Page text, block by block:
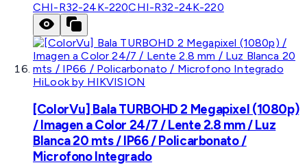
CHI-R32-24K-220CHI-R32-24K-220
HiLook by HIKVISION
[ColorVu] Bala TURBOHD 2 Megapixel (1080p)
/ Imagen a Color 24/7 / Lente 2.8 mm / Luz
Blanca 20 mts / IP66 / Policarbonato /
Microfono Integrado